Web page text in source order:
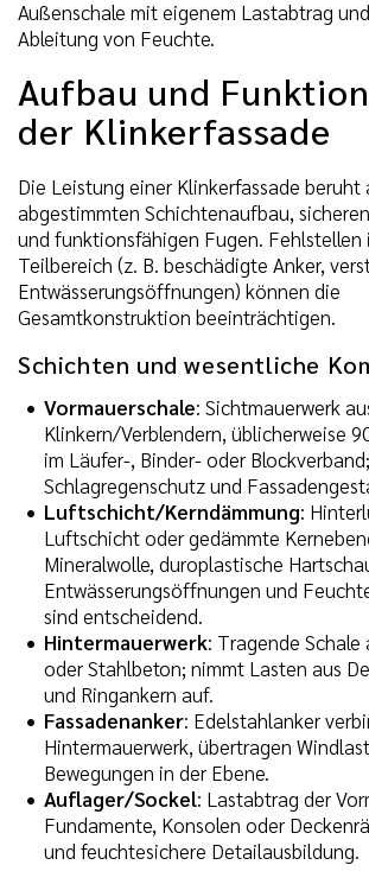
Außenschale mit eigenem Lastabtrag
Ableitung von Feuchte.
Aufbau und
der Klinkerfassade
Die Leistung einer Klinkerfassade beruht
abgestimmten Schichtenaufbau,
und funktionsfähigen Fugen. Fehlstellen
Teilbereich (z. B. beschädigte Anker,
Entwässerungsöffnungen) können die
Gesamtkonstruktion beeinträchtigen.
Schichten und wesentliche
Vormauerschale: Sichtmauerwerk
Klinkern/Verblendern, üblicherweise
im Läufer-, Binder- oder Blockverband;
Schlagregenschutz und
Luftschicht/Kerndämmung:
Luftschicht oder gedämmte
Mineralwolle, duroplastische
Entwässerungsöffnungen und
sind entscheidend.
Hintermauerwerk: Tragende Schale
oder Stahlbeton; nimmt Lasten aus
und Ringankern auf.
Fassadenanker: Edelstahlanker
Hintermauerwerk, übertragen
Bewegungen in der Ebene.
Auflager/Sockel: Lastabtrag der
Fundamente, Konsolen oder
und feuchtesichere Detailausbildung.